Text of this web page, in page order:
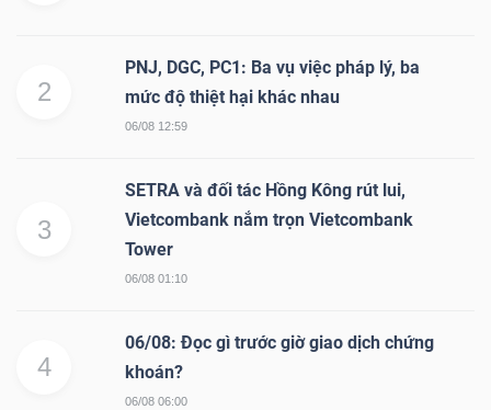
2
PNJ, DGC, PC1: Ba vụ việc pháp lý, ba
mức độ thiệt hại khác nhau
06/08 12:59
3
SETRA và đối tác Hồng Kông rút lui,
Vietcombank nắm trọn Vietcombank
Tower
06/08 01:10
4
06/08: Đọc gì trước giờ giao dịch chứng
khoán?
06/08 06:00